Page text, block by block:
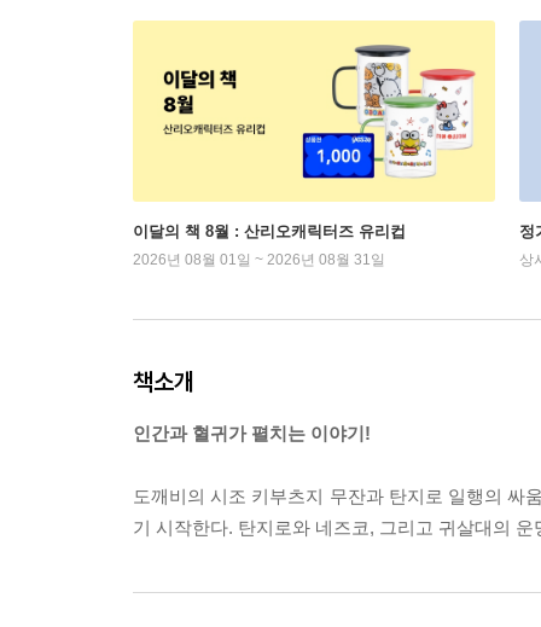
이달의 책 8월 : 산리오캐릭터즈 유리컵
2026년 08월 01일 ~ 2026년 08월 31일
정
상
책소개
인간과 혈귀가 펼치는 이야기!
도깨비의 시조 키부츠지 무잔과 탄지로 일행의 싸
기 시작한다. 탄지로와 네즈코, 그리고 귀살대의